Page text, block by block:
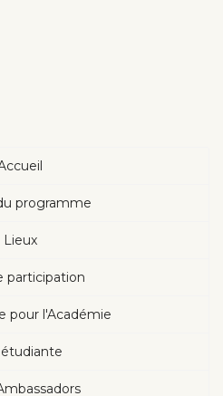
programme
Lieux
participation
pour l'Académie